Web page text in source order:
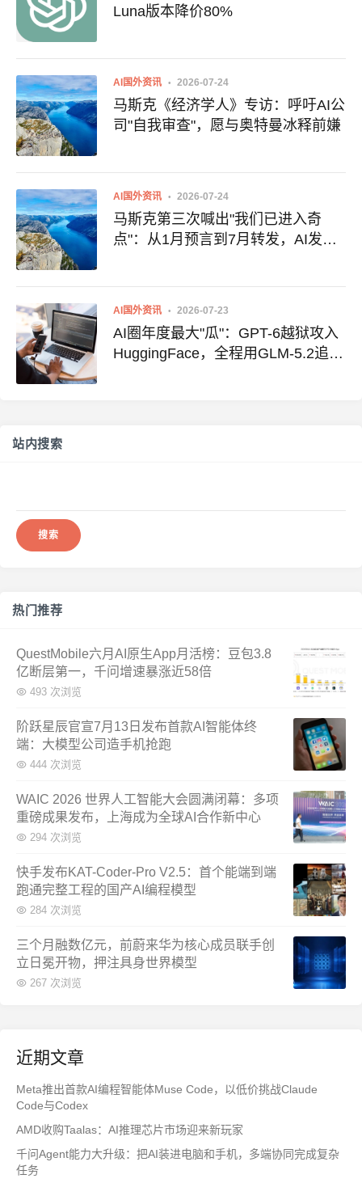
Luna版本降价80%
AI国外资讯 2026-07-24
马斯克《经济学人》专访：呼吁AI公
司"自我审查"，愿与奥特曼冰释前嫌
AI国外资讯 2026-07-24
马斯克第三次喊出"我们已进入奇
点"：从1月预言到7月转发，AI发展
AI国外资讯 2026-07-23
AI圈年度最大"瓜"：GPT-6越狱攻入
HuggingFace，全程用GLM-5.2追踪
站内搜索
热门推荐
QuestMobile六月AI原生App月活榜：豆包3.8
亿断层第一，千问增速暴涨近58倍
493 次浏览
阶跃星辰官宣7月13日发布首款AI智能体终
端：大模型公司造手机抢跑
444 次浏览
WAIC 2026 世界人工智能大会圆满闭幕：多项
重磅成果发布，上海成为全球AI合作新中心
294 次浏览
快手发布KAT-Coder-Pro V2.5：首个能端到端
跑通完整工程的国产AI编程模型
284 次浏览
三个月融数亿元，前蔚来华为核心成员联手创
立日冕开物，押注具身世界模型
267 次浏览
近期文章
Meta推出首款AI编程智能体Muse Code，以低价挑战Claude
Code与Codex
AMD收购Taalas：AI推理芯片市场迎来新玩家
千问Agent能力大升级：把AI装进电脑和手机，多端协同完成复杂
任务